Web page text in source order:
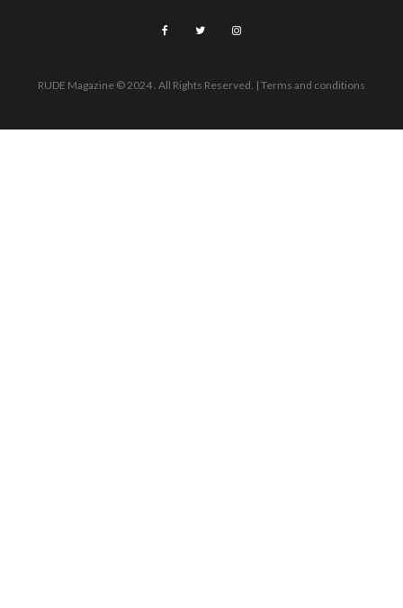
RUDE Magazine © 2024 . All Rights Reserved. | Terms and conditions